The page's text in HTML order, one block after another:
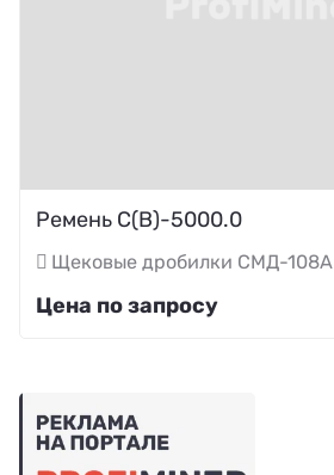
Ремень С(В)-5000.0
Щековые дробилки СМД-108А
Цена по запросу